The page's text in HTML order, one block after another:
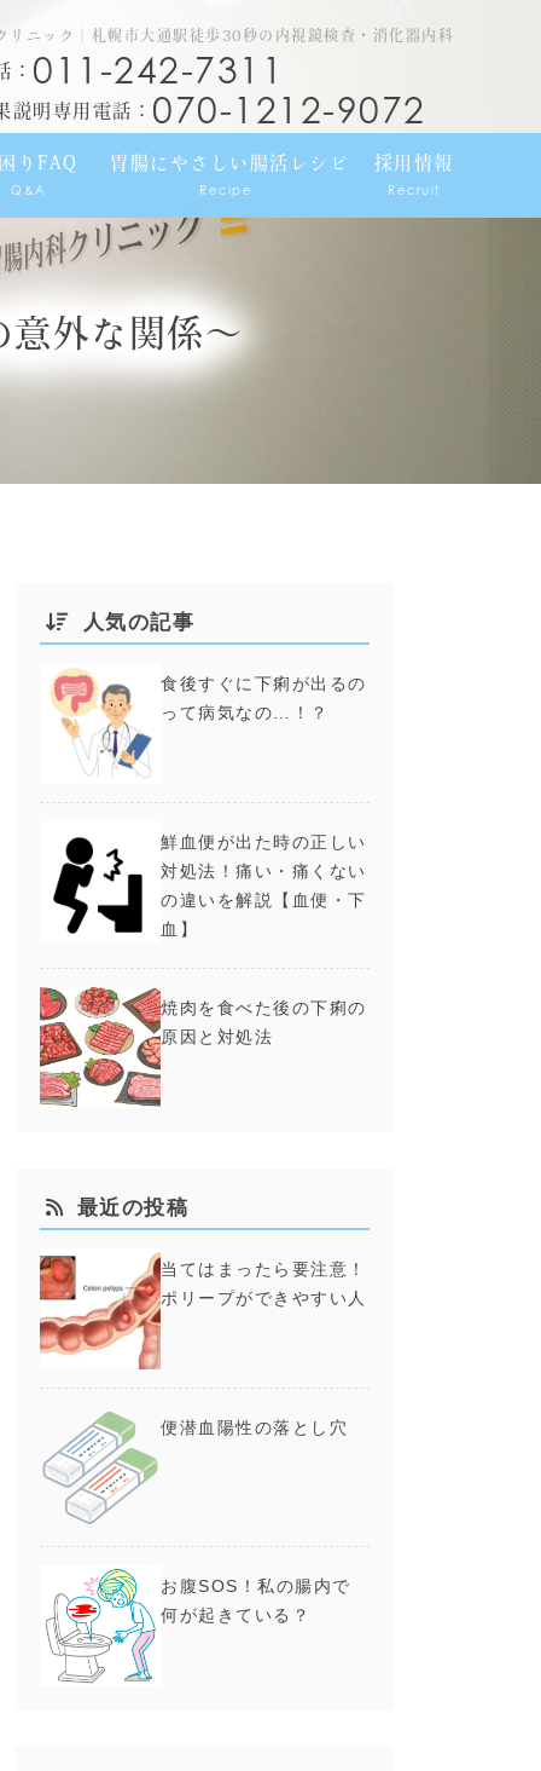
ニック｜札幌市大通駅徒歩30秒の内視鏡検査・消化器内科
： 011-242-7311
説明専用電話： 070-1212-9072
りFAQ
Q&A
胃腸にやさしい腸活レシピ
Recipe
採用情報
Recruit
意外な関係〜
人気の記事
食後すぐに下痢が出るの
って病気なの…！？
鮮血便が出た時の正しい
対処法！痛い・痛くない
の違いを解説【血便・下
血】
焼肉を食べた後の下痢の
原因と対処法
最近の投稿
当てはまったら要注意！
ポリープができやすい人
便潜血陽性の落とし穴
お腹SOS！私の腸内で
何が起きている？